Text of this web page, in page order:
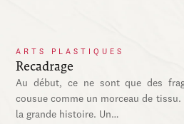
ARTS PLASTIQUES
Recadrage
Au début, ce ne sont que des
cousue comme un morceau de
la grande histoire. Un…